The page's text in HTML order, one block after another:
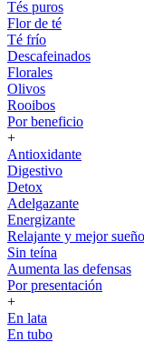
Tés puros
Flor de té
Té frío
Descafeinados
Florales
Olivos
Rooibos
Por beneficio
+
Antioxidante
Digestivo
Detox
Adelgazante
Energizante
Relajante y mejor sueño
Sin teína
Aumenta las defensas
Por presentación
+
En lata
En tubo